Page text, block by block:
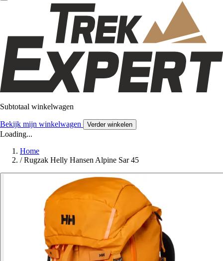
Subtotaal winkelwagen
Bekijk mijn winkelwagen Verder winkelen
Loading...
Home
/ Rugzak Helly Hansen Alpine Sar 45